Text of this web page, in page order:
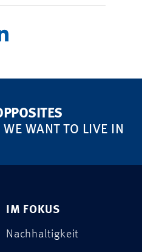
WANT TO LIVE IN
IM FOKUS
Nachhaltigkeit